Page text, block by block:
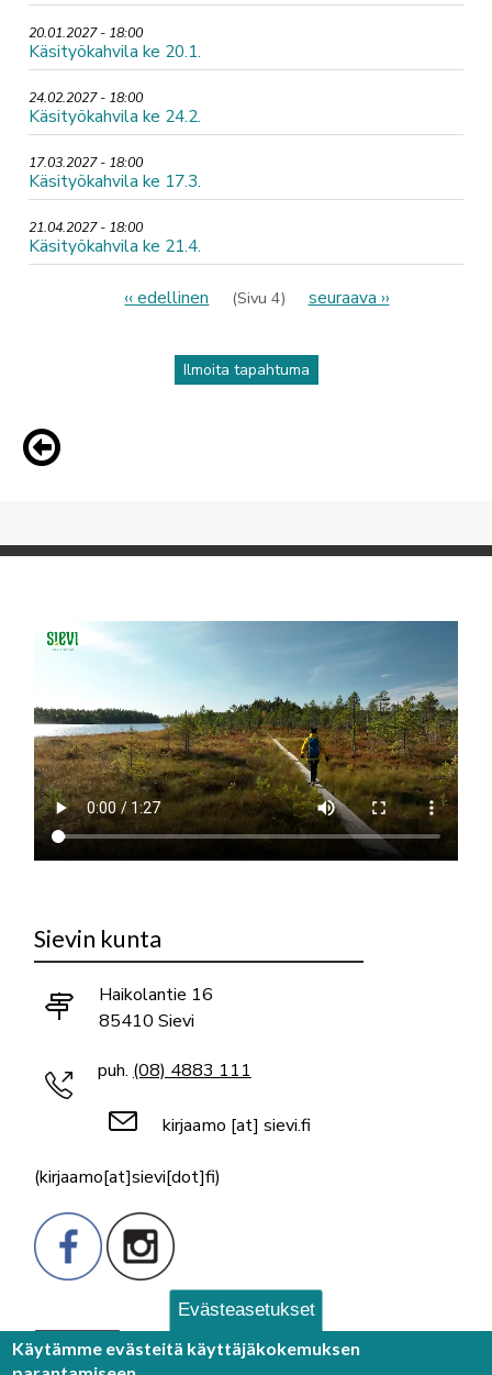
20.01.2027 - 18:00
Käsityökahvila ke 20.1.
24.02.2027 - 18:00
Käsityökahvila ke 24.2.
17.03.2027 - 18:00
Käsityökahvila ke 17.3.
21.04.2027 - 18:00
Käsityökahvila ke 21.4.
Edellinen
‹‹ edellinen (Sivu 4)
Seuraava
seuraava ››
Ilmoita tapahtuma
Sievin kunta
Haikolantie 16
85410 Sievi
puh. (08) 4883 111
kirjaamo [at] sievi.fi
(kirjaamo[at]sievi[dot]fi)
Palaute
Evästeasetukset
Käytämme evästeitä käyttäjäkokemuksen